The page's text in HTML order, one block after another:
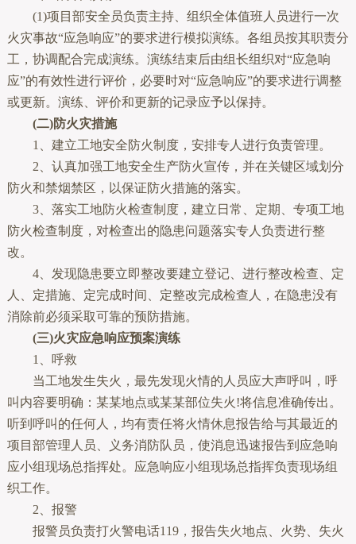
(1)项目部安全员负责主持、组织全体值班人员进行一次
火灾事故“应急响应”的要求进行模拟演练。各组员按其职责分
工，协调配合完成演练。演练结束后由组长组织对“应急响
应”的有效性进行评价，必要时对“应急响应”的要求进行调整
或更新。演练、评价和更新的记录应予以保持。
(二)防火灾措施
1、建立工地安全防火制度，安排专人进行负责管理。
2、认真加强工地安全生产防火宣传，并在关键区域划分
防火和禁烟禁区，以保证防火措施的落实。
3、落实工地防火检查制度，建立日常、定期、专项工地
防火检查制度，对检查出的隐患问题落实专人负责进行整
改。
4、发现隐患要立即整改要建立登记、进行整改检查、定
人、定措施、定完成时间、定整改完成检查人，在隐患没有
消除前必须采取可靠的预防措施。
(三)火灾应急响应预案演练
1、呼救
当工地发生失火，最先发现火情的人员应大声呼叫，呼
叫内容要明确：某某地点或某某部位失火!将信息准确传出。
听到呼叫的任何人，均有责任将火情休息报告给与其最近的
项目部管理人员、义务消防队员，使消息迅速报告到应急响
应小组现场总指挥处。应急响应小组现场总指挥负责现场组
织工作。
2、报警
报警员负责打火警电话119，报告失火地点、火势、失火